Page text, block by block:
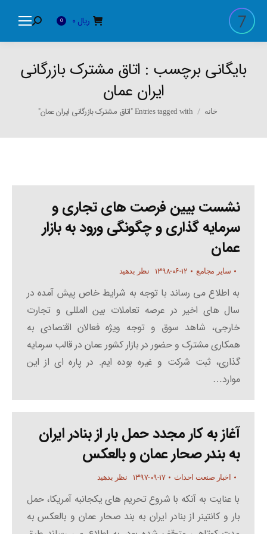
ریال 0
Search:
بایگانی برچسب : اتاق مشترک بازرگانی
ایران عمان
You are here:
خانه Entries tagged with "اتاق مشترک بازرگانی ایران عمان"
نشست بیین فرصت های تجاری و
سرمایه گذاری و چگونگی ورود به بازار
عمان
سایر مجامع ۱۳۹۸-۰۶-۱۲ نظر بدهید
به اطلاع می رساند با توجه به شرایط خاص پیش آمده در
سال های اخیر در عرصه تعاملات بین المللی و تجارت
خارجی، شاهد سوق و توجه ویژه فعالان اقتصادی به
همکاری مشترک و حضور در بازار کشور عمان در قالب سرمایه
گذاری، ثبت شرکت و غیره بوده ایم. در پاره ای از این
موارد…
آغاز به کار مجدد حمل بار از بنادر ایران
به بندر صحار عمان و بالعکس
اخبار صنعت احداث ۱۳۹۷-۰۹-۱۷ نظر بدهید
با عنایت به آنکه با شروع تحریم های یکجانبه آمریکا، حمل
بار و کانتینر از بنادر ایران به بند صحار عمان و بالعکس به